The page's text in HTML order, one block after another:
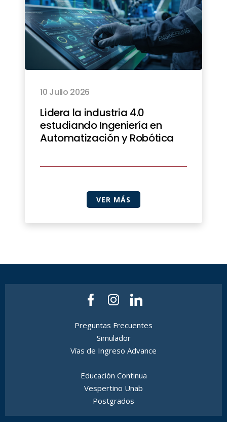
10 Julio 2026
Lidera la industria 4.0
estudiando Ingeniería en
Automatización y Robótica
VER MÁS